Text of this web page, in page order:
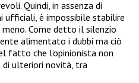
Quindi, in assenza di
ufficiali, è impossibile stabilire
Come detto il silenzio
alimentato i dubbi ma ciò
fatto che l’opinionista non
di ulteriori novità, tra